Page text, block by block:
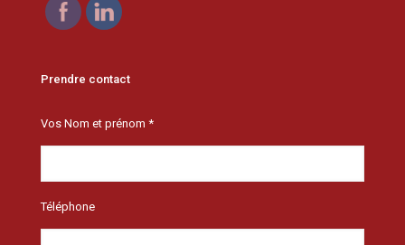
Prendre contact
Vos Nom et prénom *
Téléphone